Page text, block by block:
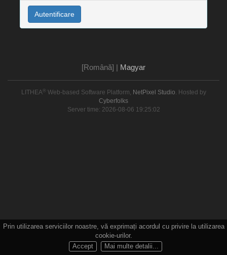
Autentificare
[Română] | Magyar
LITHEA ® Web-based Software Platform, NetPixel Studio. Hosted by
Cyberfolks
Server time: 2026-08-06 19:25:02
Prin utilizarea serviciilor noastre, vă exprimați acordul cu privire la utilizarea
cookie-urilor.
Accept
Mai multe detalii...